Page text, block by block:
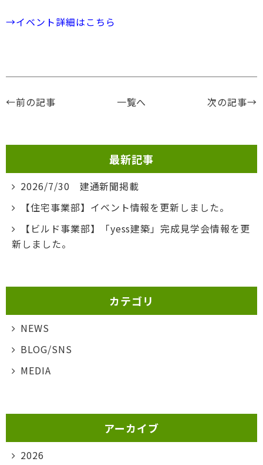
→イベント詳細はこちら
←前の記事 一覧へ 次の記事→
最新記事
2026/7/30 建通新聞掲載
【住宅事業部】イベント情報を更新しました。
【ビルド事業部】「yess建築」完成見学会情報を更
新しました。
カテゴリ
NEWS
BLOG/SNS
MEDIA
アーカイブ
2026